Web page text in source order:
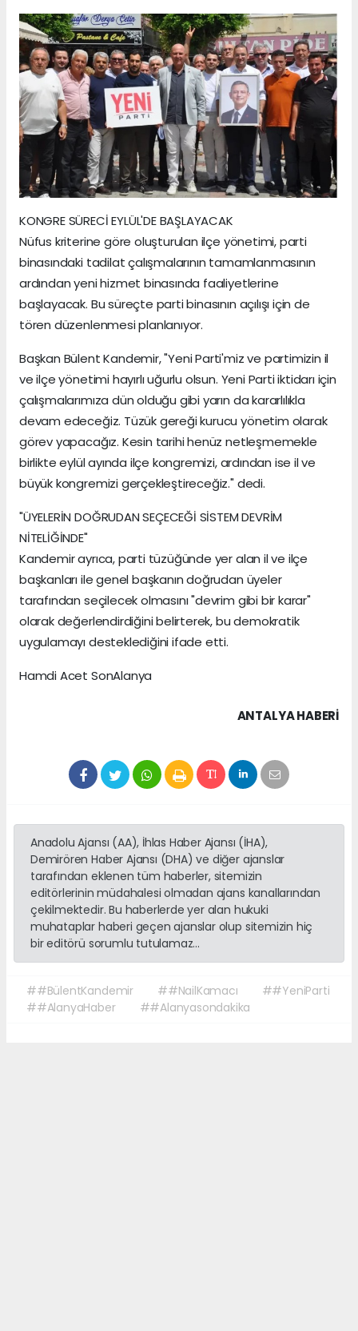
KONGRE SÜRECİ EYLÜL'DE BAŞLAYACAK
Nüfus kriterine göre oluşturulan ilçe yönetimi, parti
binasındaki tadilat çalışmalarının tamamlanmasının
ardından yeni hizmet binasında faaliyetlerine
başlayacak. Bu süreçte parti binasının açılışı için de
tören düzenlenmesi planlanıyor.
Başkan Bülent Kandemir, "Yeni Parti'miz ve partimizin il
ve ilçe yönetimi hayırlı uğurlu olsun. Yeni Parti iktidarı için
çalışmalarımıza dün olduğu gibi yarın da kararlılıkla
devam edeceğiz. Tüzük gereği kurucu yönetim olarak
görev yapacağız. Kesin tarihi henüz netleşmemekle
birlikte eylül ayında ilçe kongremizi, ardından ise il ve
büyük kongremizi gerçekleştireceğiz." dedi.
"ÜYELERİN DOĞRUDAN SEÇECEĞİ SİSTEM DEVRİM
NİTELİĞİNDE"
Kandemir ayrıca, parti tüzüğünde yer alan il ve ilçe
başkanları ile genel başkanın doğrudan üyeler
tarafından seçilecek olmasını "devrim gibi bir karar"
olarak değerlendirdiğini belirterek, bu demokratik
uygulamayı desteklediğini ifade etti.
Hamdi Acet SonAlanya
ANTALYA HABERİ
Anadolu Ajansı (AA), İhlas Haber Ajansı (İHA),
Demirören Haber Ajansı (DHA) ve diğer ajanslar
tarafından eklenen tüm haberler, sitemizin
editörlerinin müdahalesi olmadan ajans kanallarından
çekilmektedir. Bu haberlerde yer alan hukuki
muhataplar haberi geçen ajanslar olup sitemizin hiç
bir editörü sorumlu tutulamaz...
##BülentKandemir ##NailKamacı
##YeniParti
##AlanyaHaber
##Alanyasondakika